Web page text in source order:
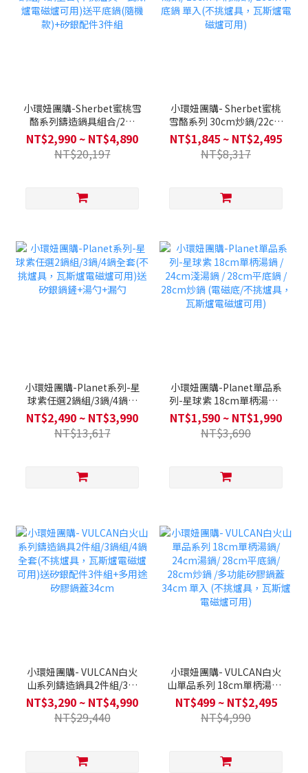
小環妞團購-Sherbet蜜桃雪
酪系列鑄造鍋具組合/2鍋
組/3鍋組/4鍋全套(不挑爐
具，瓦斯爐電磁爐可用)送平
底鍋(隨機款)+矽銀配件3件
NT$2,990 ~ NT$4,890
NT$20,197
小環妞團購- Sherbet蜜桃
雪酪系列 30cm炒鍋/22cm
雙耳湯鍋/ 18cm單柄湯鍋/
26cm平底鍋 單入(不挑爐
具，瓦斯爐電磁爐可用)
NT$1,845 ~ NT$2,495
NT$8,317
小環妞團購-Planet系列-星
球紫任選2鍋組/3鍋/4鍋全
套(不挑爐具，瓦斯爐電磁爐
可用)送矽銀鍋鏟+湯勺+漏
勺
NT$2,490 ~ NT$3,990
NT$13,617
小環妞團購-Planet單品系
列-星球紫 18cm單柄湯鍋 /
24cm淺湯鍋 / 28cm平底鍋
/ 28cm炒鍋 (電磁底/不挑爐
具，瓦斯爐電磁爐可用)
NT$1,590 ~ NT$1,990
NT$3,690
小環妞團購- VULCAN白火
山系列鑄造鍋具2件組/3鍋
組/4鍋全套(不挑爐具，瓦斯
爐電磁爐可用)送矽銀配件3
件組+多用途矽膠鍋蓋34cm
NT$3,290 ~ NT$4,990
NT$29,440
小環妞團購- VULCAN白火
山單品系列 18cm單柄湯鍋/
24cm湯鍋/ 28cm平底鍋/
28cm炒鍋 /多功能矽膠鍋蓋
34cm 單入 (不挑爐具，瓦
NT$499 ~ NT$2,495
NT$4,990